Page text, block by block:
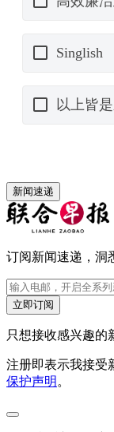
新闻速递
订阅新闻速递，洞
立即订阅
只想接收感兴趣的
注册即表示我接受
保护声明 。